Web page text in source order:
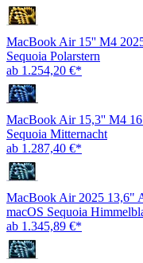
MacBook Air 15'' M4
Sequoia Polarstern
ab 1.254,20 €*
MacBook Air 15,3'' M4
Sequoia Mitternacht
ab 1.287,40 €*
MacBook Air 2025 13,6"
macOS Sequoia
ab 1.345,89 €*